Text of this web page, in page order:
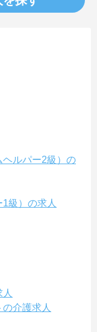
ルパー2級）の
級）の求人
介護求人